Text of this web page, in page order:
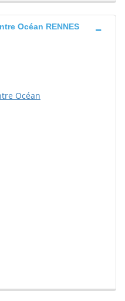
Océan RENNES
Océan